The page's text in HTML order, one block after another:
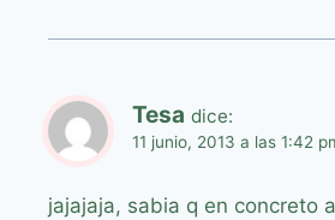
Tesa dice:
11 junio, 2013 a las 1:42
jajajaja, sabia q en concreto